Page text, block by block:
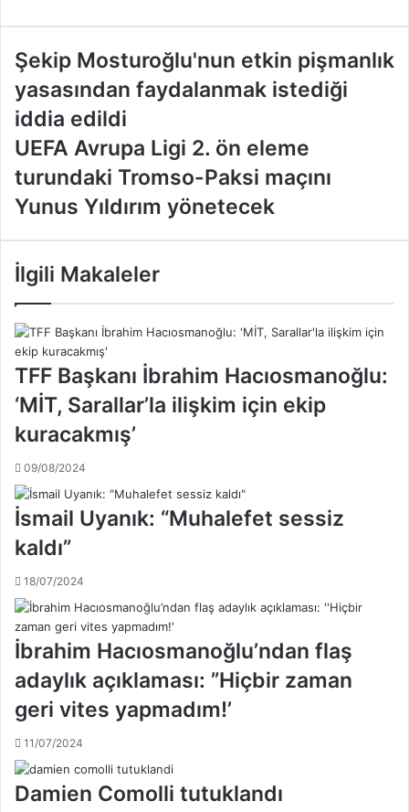
Ş
e
k
i
M
o
s
t
o
ğ
l
u
u
n
t
n
p
ş
n
l
y
a
a
s
ı
n
Şekip Mosturoğlu'nun etkin pişmanlık
yasasından faydalanmak istediği
iddia edildi
U
F
A
v
L
i
g
2
.
n
e
l
e
m
t
u
r
u
n
d
k
i
T
r
o
UEFA Avrupa Ligi 2. ön eleme
turundaki Tromso-Paksi maçını
Yunus Yıldırım yönetecek
İlgili Makaleler
TFF Başkanı İbrahim Hacıosmanoğlu:
‘MİT, Sarallar’la ilişkim için ekip
kuracakmış’
09/08/2024
İsmail Uyanık: “Muhalefet sessiz
kaldı”
18/07/2024
İbrahim Hacıosmanoğlu’ndan flaş
adaylık açıklaması: ”Hiçbir zaman
geri vites yapmadım!’
11/07/2024
Damien Comolli tutuklandı